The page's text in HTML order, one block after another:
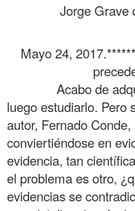
Jorge Grave
Mayo 24, 2017.
Acabo de
luego estudiarlo. Pero
autor, Fernado
conviertiéndose en
evidencia, tan
el problema es otro,
evidencias se